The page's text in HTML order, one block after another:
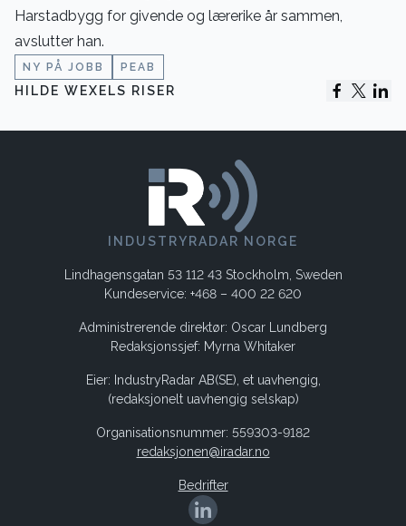
Harstadbygg for givende og lærerike år sammen,
avslutter han.
NY PÅ JOBB PEAB
HILDE WEXELS RISER
INDUSTRYRADAR NORGE
Lindhagensgatan 53 112 43 Stockholm, Sweden
Kundeservice: +468 – 400 22 620
Administrerende direktør: Oscar Lundberg
Redaksjonssjef: Myrna Whitaker
Eier: IndustryRadar AB(SE), et uavhengig,
(redaksjonelt uavhengig selskap)
Organisationsnummer: 559303-9182
redaksjonen@iradar.no
Bedrifter